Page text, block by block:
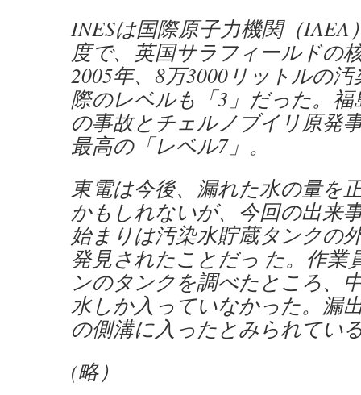
INESは国際原子力機関（IAEA
度で、英国サラフィールドの
2005年、8万3000リットルの
際のレベルも「3」だった。
の事故とチェルノブイリ原発
最高の「レベル7」。
東電は今後、漏れた水の量を
かもしれないが、今回の出来
始まりは汚染水貯蔵タンクの
発見されたことだっ た。作業
ンのタンクを調べたところ、
水しか入っていなかった。漏
の側溝に入ったとみられてい
(略）